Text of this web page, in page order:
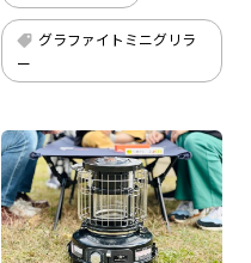
グラファイトミニグリラ
ー